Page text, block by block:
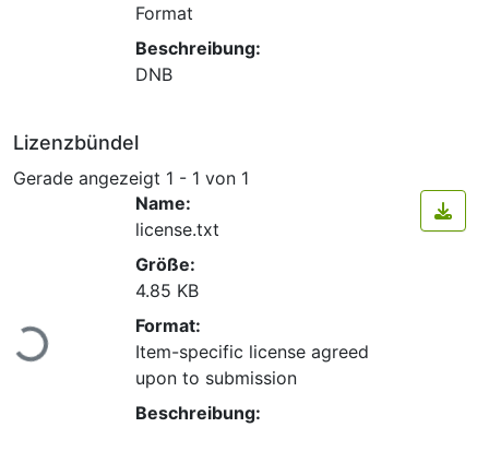
Format
Beschreibung:
DNB
Lizenzbündel
Gerade angezeigt 1 - 1 von 1
Lade...
Name:
license.txt
Größe:
4.85 KB
Format:
Item-specific license agreed
upon to submission
Beschreibung: